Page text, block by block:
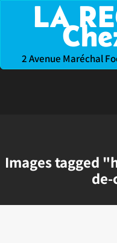
LA
2 Avenue Maréchal
Images tagged